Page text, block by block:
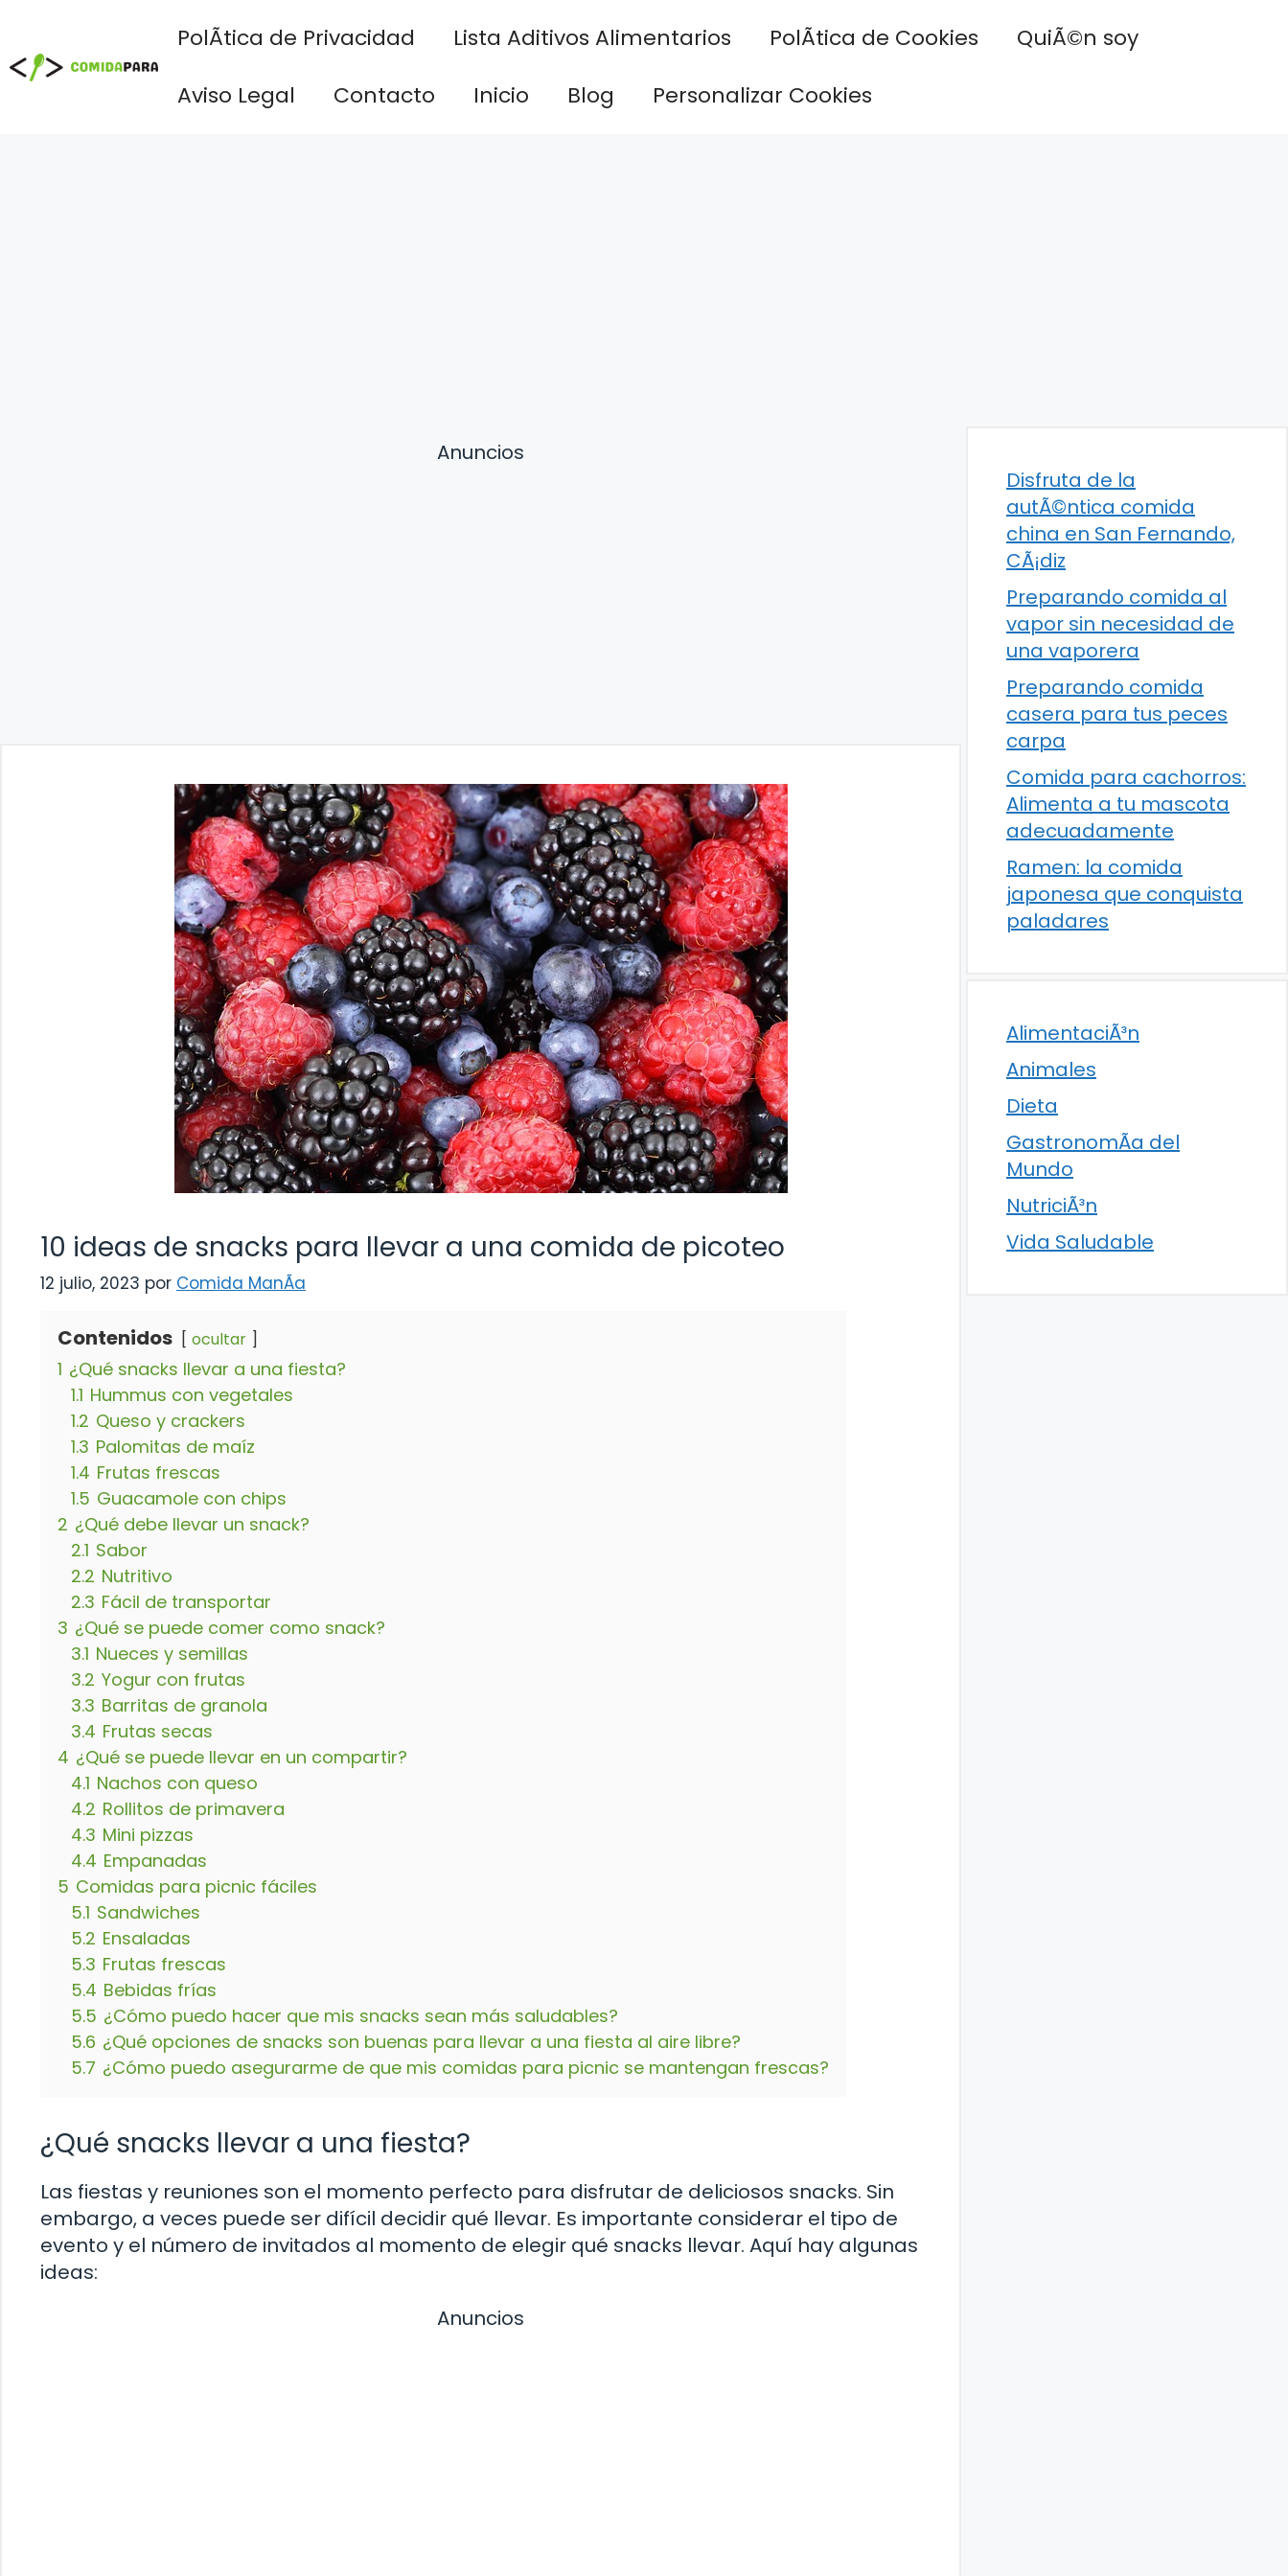
contenido
PolÃ­tica de Privacidad Lista Aditivos Alimentarios PolÃ­tica de Cookies
QuiÃ©n soy
Aviso Legal
Contacto Inicio Blog Personalizar Cookies
Anuncios
10 ideas de snacks para llevar a una comida de picoteo
12 julio, 2023 por Comida ManÃ­a
Contenidos ocultar
1 ¿Qué snacks llevar a una fiesta?
1.1 Hummus con vegetales
1.2 Queso y crackers
1.3 Palomitas de maíz
1.4 Frutas frescas
1.5 Guacamole con chips
2 ¿Qué debe llevar un snack?
2.1 Sabor
2.2 Nutritivo
2.3 Fácil de transportar
3 ¿Qué se puede comer como snack?
3.1 Nueces y semillas
3.2 Yogur con frutas
3.3 Barritas de granola
3.4 Frutas secas
4 ¿Qué se puede llevar en un compartir?
4.1 Nachos con queso
4.2 Rollitos de primavera
4.3 Mini pizzas
4.4 Empanadas
5 Comidas para picnic fáciles
5.1 Sandwiches
5.2 Ensaladas
5.3 Frutas frescas
5.4 Bebidas frías
5.5 ¿Cómo puedo hacer que mis snacks sean más saludables?
5.6 ¿Qué opciones de snacks son buenas para llevar a una fiesta al aire libre?
5.7 ¿Cómo puedo asegurarme de que mis comidas para picnic se mantengan frescas?
¿Qué snacks llevar a una fiesta?
Las fiestas y reuniones son el momento perfecto para disfrutar de deliciosos snacks. Sin
embargo, a veces puede ser difícil decidir qué llevar. Es importante considerar el tipo de
evento y el número de invitados al momento de elegir qué snacks llevar. Aquí hay algunas
ideas:
Anuncios
Disfruta de la
autÃ©ntica comida
china en San Fernando,
CÃ¡diz
Preparando comida al
vapor sin necesidad de
una vaporera
Preparando comida
casera para tus peces
carpa
Comida para cachorros:
Alimenta a tu mascota
adecuadamente
Ramen: la comida
japonesa que conquista
paladares
AlimentaciÃ³n
Animales
Dieta
GastronomÃ­a del
Mundo
NutriciÃ³n
Vida Saludable